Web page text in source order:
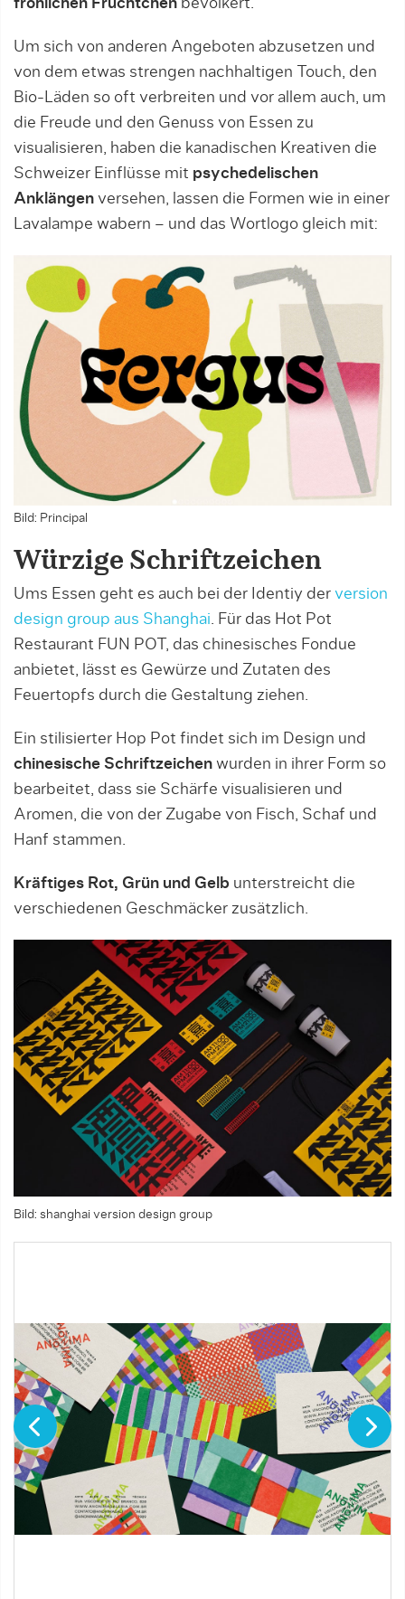
fröhlichen Früchtchen bevölkert.
Um sich von anderen Angeboten abzusetzen und
von dem etwas strengen nachhaltigen Touch, den
Bio-Läden so oft verbreiten und vor allem auch, um
die Freude und den Genuss von Essen zu
visualisieren, haben die kanadischen Kreativen die
Schweizer Einflüsse mit psychedelischen
Anklängen versehen, lassen die Formen wie in einer
Lavalampe wabern – und das Wortlogo gleich mit:
Bild: Principal
Würzige Schriftzeichen
Ums Essen geht es auch bei der Identiy der version
design group aus Shanghai. Für das Hot Pot
Restaurant FUN POT, das chinesisches Fondue
anbietet, lässt es Gewürze und Zutaten des
Feuertopfs durch die Gestaltung ziehen.
Ein stilisierter Hop Pot findet sich im Design und
chinesische Schriftzeichen wurden in ihrer Form so
bearbeitet, dass sie Schärfe visualisieren und
Aromen, die von der Zugabe von Fisch, Schaf und
Hanf stammen.
Kräftiges Rot, Grün und Gelb unterstreicht die
verschiedenen Geschmäcker zusätzlich.
Bild: shanghai version design group